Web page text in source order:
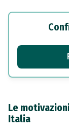
Le
Italia